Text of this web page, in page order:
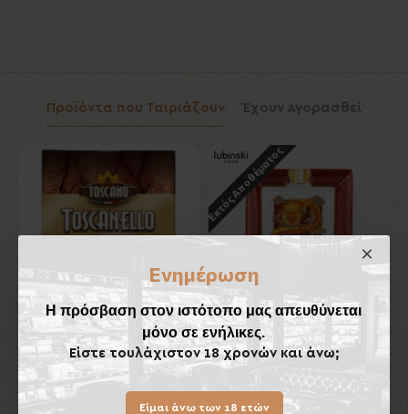
Ενημέρωση
Η πρόσβαση στον ιστότοπο μας απευθύνεται
μόνο σε ενήλικες.
Είστε τουλάχιστον 18 χρονών και άνω;
Είμαι άνω των 18 ετών
Προϊόντα που Ταιριάζουν Έχουν Αγορασθεί
Toscanello Giallo
7,70€
Εκτός Αποθέματος
Κεραμικό Τασάκι Πούρων
Lubinski
70,00€